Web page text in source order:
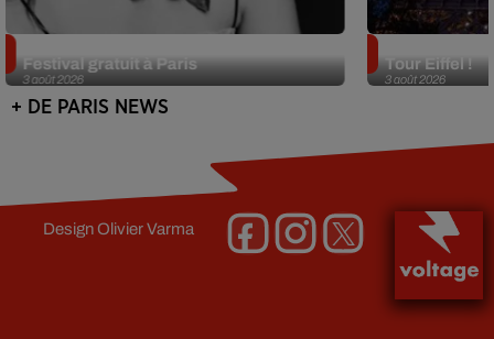
3 août 2026
Festival gratuit à Paris
3 août 2026
Tour Eiffel !
+ DE PARIS NEWS
DesignOlivier Varma